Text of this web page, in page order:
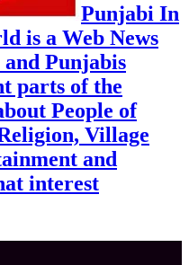
Punjabi In
is a Web News
Punjabis
parts of the
People of
Village
and
interest